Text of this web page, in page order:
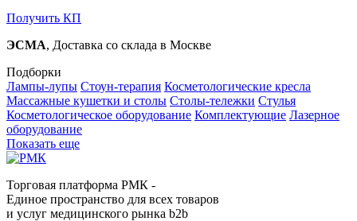
Получить КП
ЭСМА, Доставка со склада в Москве
Подборки
Лампы-лупы Стоун-терапия Косметологические кресла
Массажные кушетки и столы Столы-тележки Стулья
Косметологическое оборудование Комплектующие Лазерное
оборудование
Показать еще
Торговая платформа РМК -
Единое пространство для всех товаров
и услуг медицинского рынка b2b